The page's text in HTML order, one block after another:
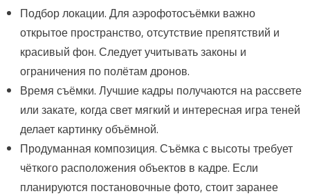
Подбор локации. Для аэрофотосъёмки важно
открытое пространство, отсутствие препятствий и
красивый фон. Следует учитывать законы и
ограничения по полётам дронов.
Время съёмки. Лучшие кадры получаются на рассвете
или закате, когда свет мягкий и интересная игра теней
делает картинку объёмной.
Продуманная композиция. Съёмка с высоты требует
чёткого расположения объектов в кадре. Если
планируются постановочные фото, стоит заранее